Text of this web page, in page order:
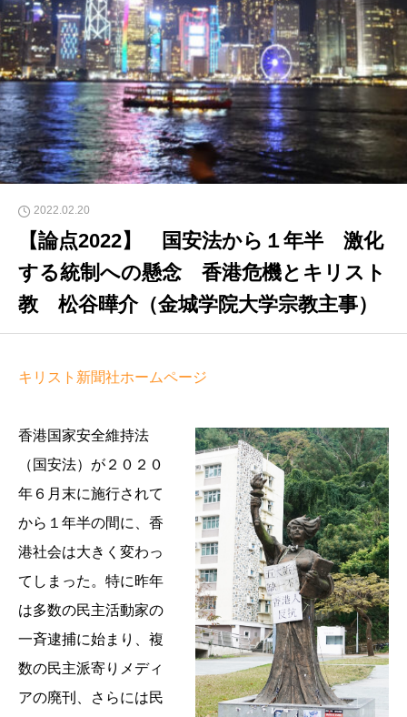
2022.02.20
【論点2022】 国安法から１年半 激化
する統制への懸念 香港危機とキリスト
教 松谷曄介（金城学院大学宗教主事）
キリスト新聞社ホームページ
香港国家安全維持法
（国安法）が２０２０
年６月末に施行されて
から１年半の間に、香
港社会は大きく変わっ
てしまった。特に昨年
は多数の民主活動家の
一斉逮捕に始まり、複
数の民主派寄りメディ
アの廃刊、さらには民